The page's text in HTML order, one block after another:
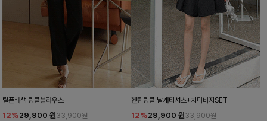
릴픈배색 링클블라우스
12%29,900 원33,900원
헨틴링클 날개티셔츠+치마바지SET
12%29,900 원33,900원